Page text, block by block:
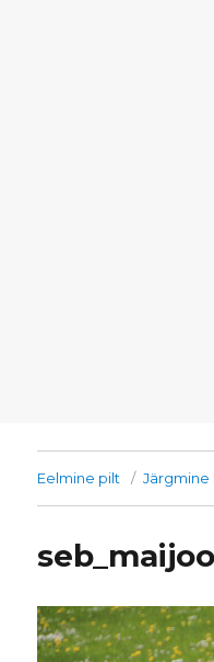
Eelmine pilt Järgmine